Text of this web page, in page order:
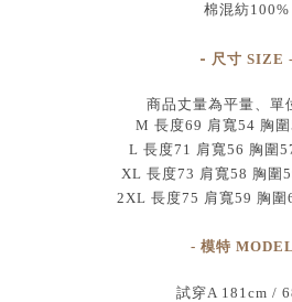
棉混紡100%
- 尺寸 SIZE -
商品丈量為平量、單
M 長度69 肩寬54 胸圍
L 長度71 肩寬56 胸圍
XL 長度73 肩寬58 胸圍
2XL 長度75 肩寬59 胸圍
- 模特
試穿A 181cm /